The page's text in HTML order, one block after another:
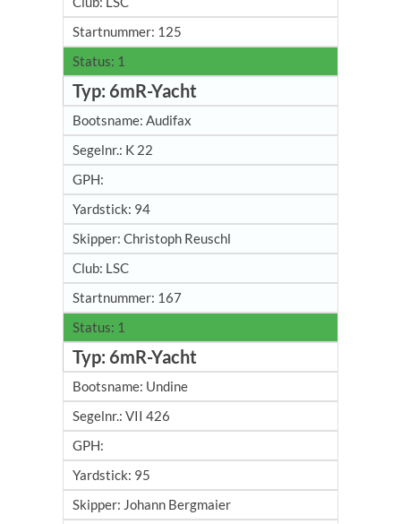
125
1
6mR-Yacht
Audifax
K 22
94
Christoph Reuschl
LSC
167
1
6mR-Yacht
Undine
VII 426
95
Johann Bergmaier